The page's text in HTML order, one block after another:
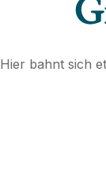
Hier bahnt sich